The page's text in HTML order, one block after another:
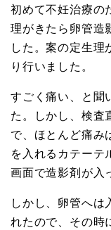
初めて不妊治療の
理がきたら卵管造
した。案の定生理
り行いました。
すごく痛い、と聞
た。しかし、検査
で、ほとんど痛み
を入れるカテーテ
画面で造影剤が入
しかし、卵管へは
れたので、その時